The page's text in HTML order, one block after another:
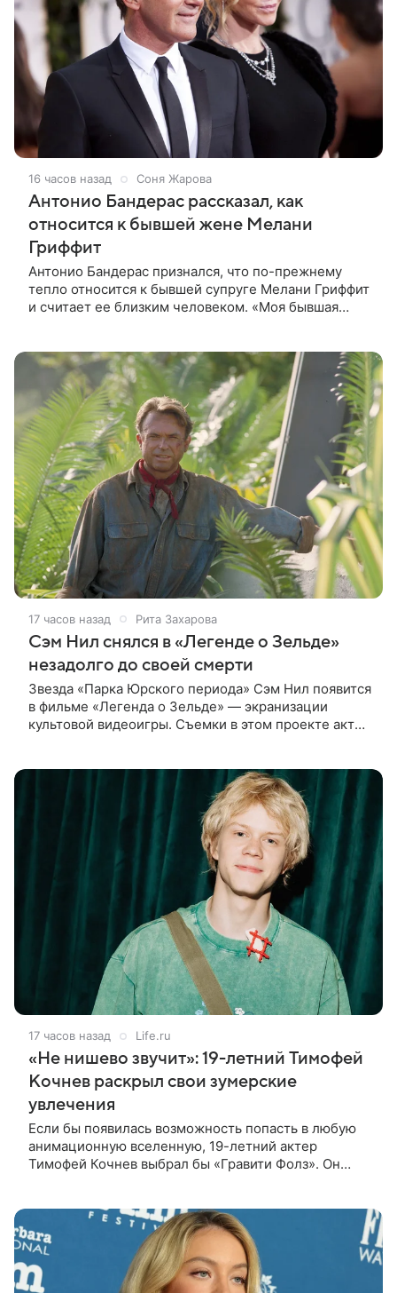
16 часов назад Соня Жарова
Антонио Бандерас рассказал, как
относится к бывшей жене Мелани
Гриффит
Антонио Бандерас признался, что по-прежнему
тепло относится к бывшей супруге Мелани Гриффит
и считает ее близким человеком. «Моя бывшая
17 часов назад Рита Захарова
Сэм Нил снялся в «Легенде о Зельде»
незадолго до своей смерти
Звезда «Парка Юрского периода» Сэм Нил появится
в фильме «Легенда о Зельде» — экранизации
культовой видеоигры. Съемки в этом проекте актер
17 часов назад Life.ru
«Не нишево звучит»: 19-летний Тимофей
Кочнев раскрыл свои зумерские
увлечения
Если бы появилась возможность попасть в любую
анимационную вселенную, 19-летний актер
Тимофей Кочнев выбрал бы «Гравити Фолз». Он